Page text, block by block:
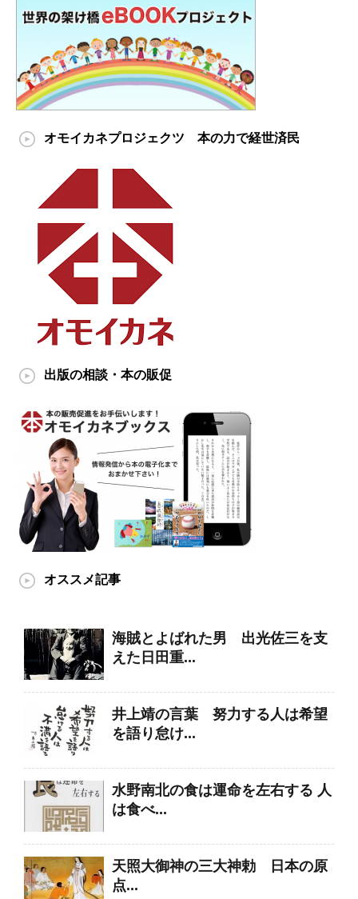
オモイカネプロジェクツ 本の力で経世済民
出版の相談・本の販促
オススメ記事
海賊とよばれた男 出光佐三を支
えた日田重...
井上靖の言葉 努力する人は希望
を語り怠け...
水野南北の食は運命を左右する 人
は食べ...
天照大御神の三大神勅 日本の原
点...